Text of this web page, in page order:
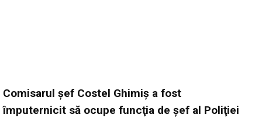
Comisarul şef Costel Ghimiş a fost
împuternicit să ocupe funcţia de şef al Poliţiei